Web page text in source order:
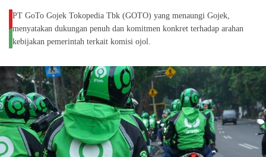
PT GoTo Gojek Tokopedia Tbk (GOTO) yang menaungi Gojek,
menyatakan dukungan penuh dan komitmen konkret terhadap arahan
kebijakan pemerintah terkait komisi ojol.